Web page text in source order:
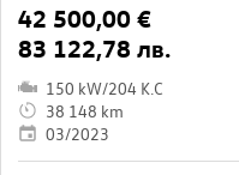
42 500,00 €
83 122,78 лв.
150 kW/204 K.C
38 148 km
03/2023